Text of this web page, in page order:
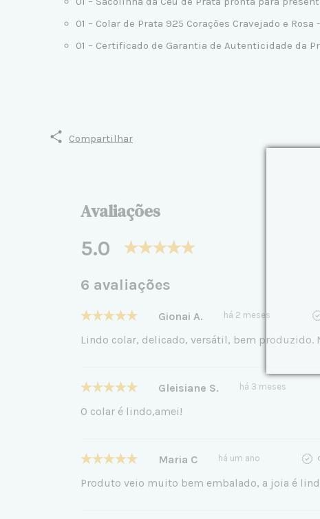
01 – Colar de Prata 925 Corações Cravejado e Rosa
01 – Certificado de Garantia de Autenticidade da
Compartilhar
Avaliações
5.0
6 avaliações
Gionai A. há 2 meses
Lindo colar, delicado, versátil, bem produzido.
Gleisiane S. há 3 meses
O colar é lindo,amei!
Maria C há um ano
Produto veio muito bem embalado, a joia é